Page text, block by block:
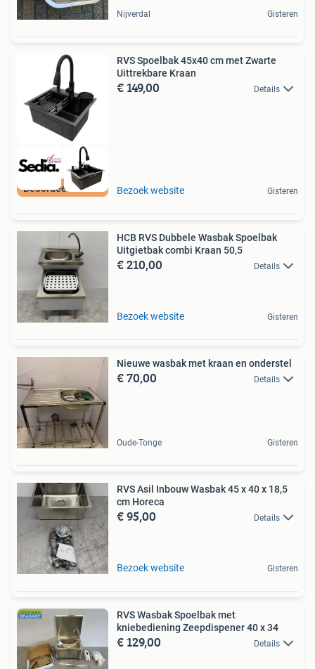
Nijverdal Gisteren
RVS Spoelbak 45x40 cm met Zwarte
Uittrekbare Kraan
€ 149,00 Details
Bezoek website Gisteren
HCB RVS Dubbele Wasbak Spoelbak
Uitgietbak combi Kraan 50,5
€ 210,00 Details
Bezoek website Gisteren
Nieuwe wasbak met kraan en onderstel
€ 70,00 Details
Oude-Tonge Gisteren
RVS Asil Inbouw Wasbak 45 x 40 x 18,5
cm Horeca
€ 95,00 Details
Bezoek website Gisteren
RVS Wasbak Spoelbak met
kniebediening Zeepdispener 40 x 34
€ 129,00 Details